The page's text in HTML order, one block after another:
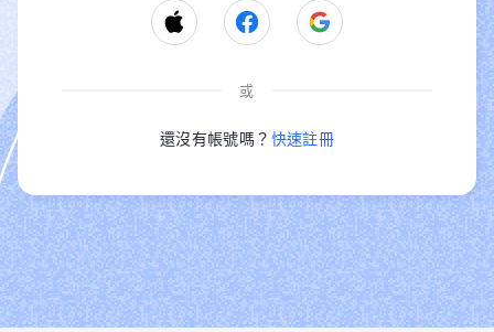
或
還沒有帳號嗎？ 快速註冊